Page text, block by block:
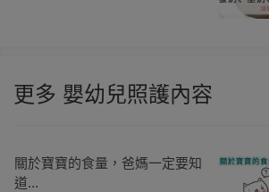
更多 嬰幼兒照護內容
關於寶寶的食量，爸媽一定要知
道...